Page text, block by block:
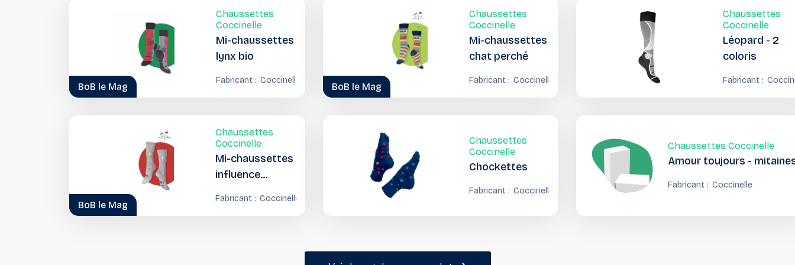
Chaussettes
Coccinelle
Mi-chaussettes
lynx bio
Fabricant : Coccinelle
BoB le Mag
Chaussettes
Coccinelle
Mi-chaussettes
influence
Fabricant : Coccinelle
BoB le Mag
Chaussettes
Coccinelle
Mi-chaussettes
chat perché
Fabricant : Coccinelle
BoB le Mag
Chaussettes
Coccinelle
Chockettes
Fabricant : Coccinelle
Chaussettes
Coccinelle
Léopard - 2
coloris
Fabricant :
Chaussettes Coccinelle
Amour toujours -
Fabricant : Coccinelle